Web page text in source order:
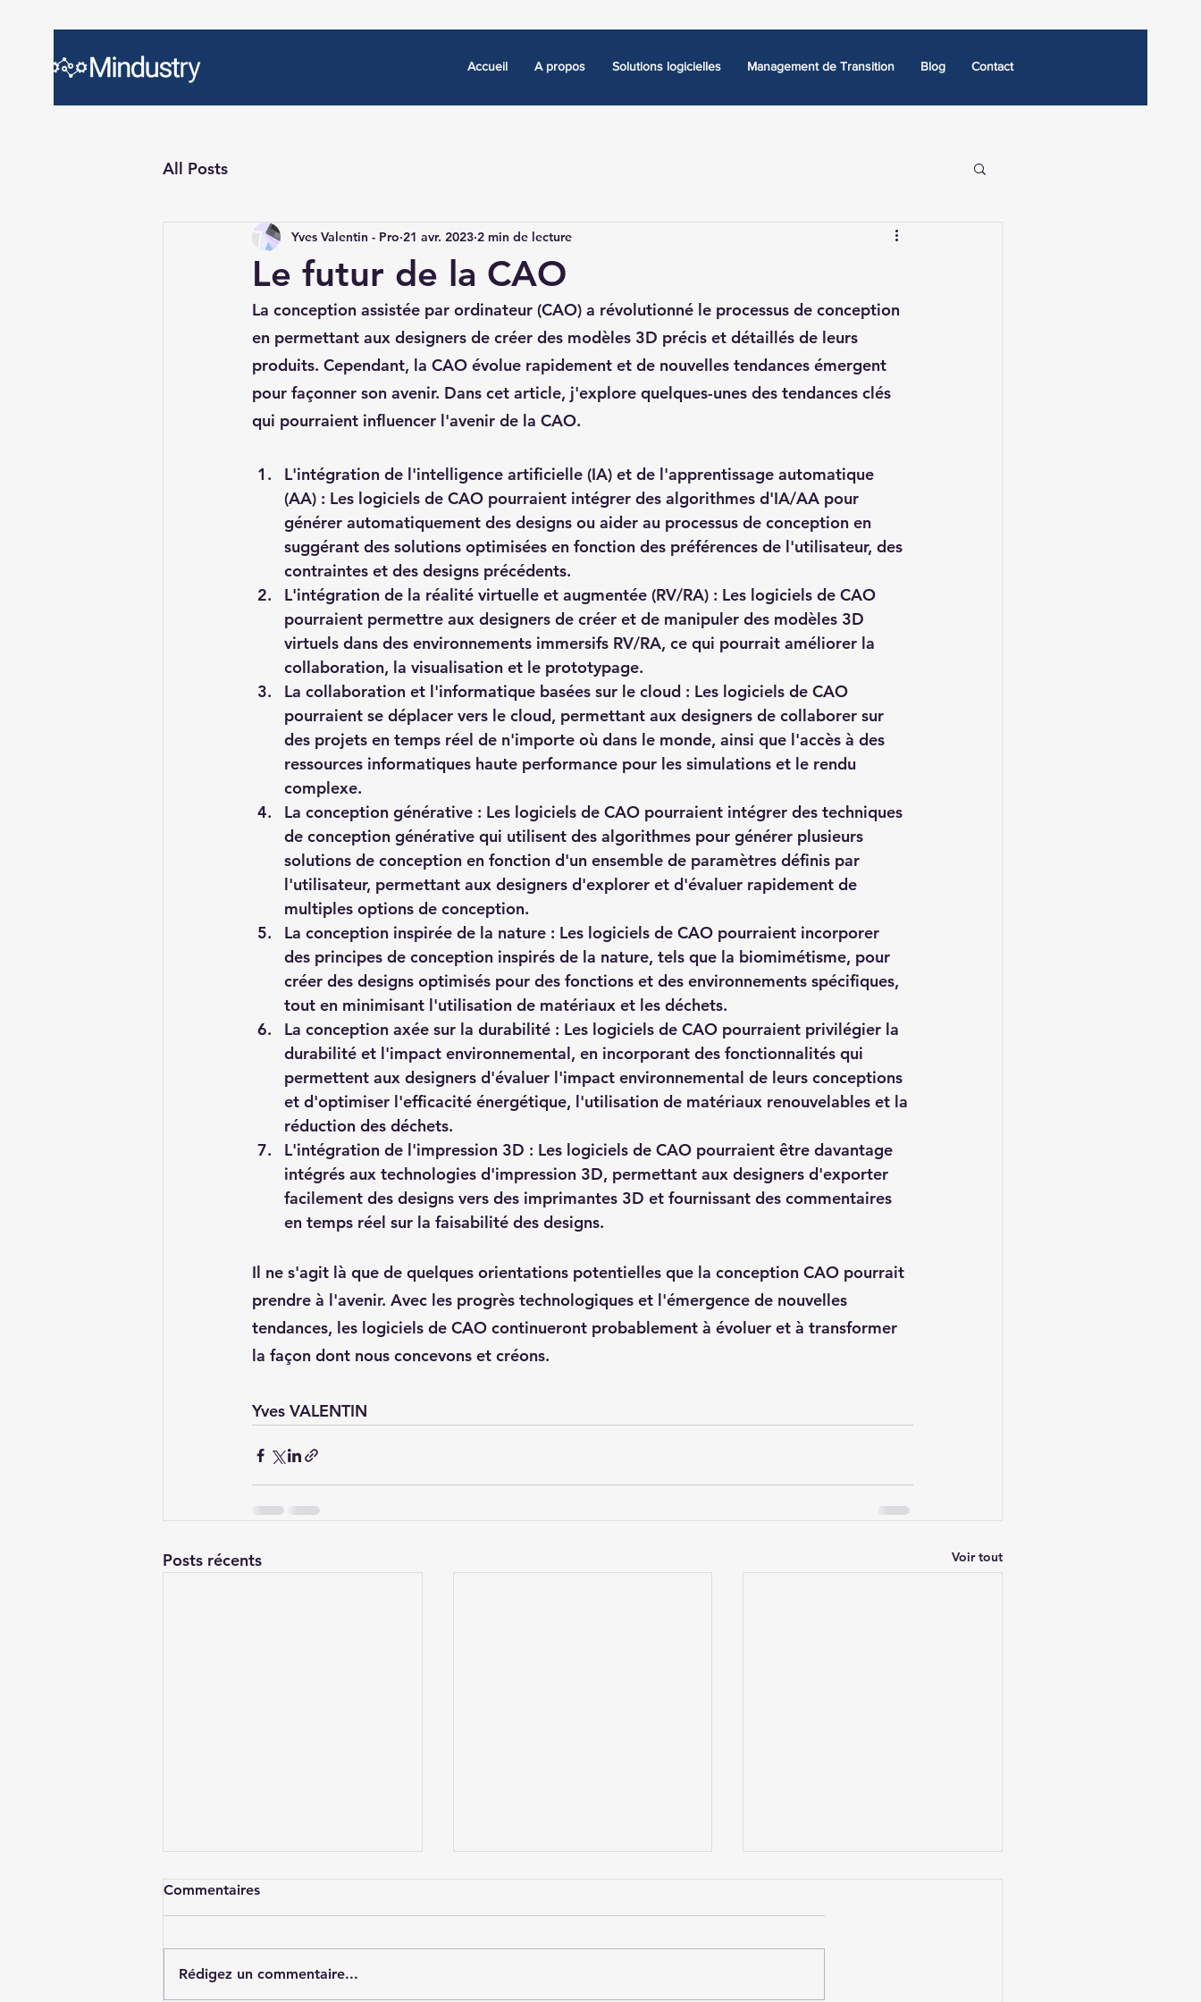
Accueil A propos Solutions logicielles Management de Transition Blog Contact
All Posts
Le futur de la CAO
Yves Valentin - Pro 21 avr. 2023 2 min de lecture
La conception assistée par ordinateur (CAO) a révolutionné le processus de conception
en permettant aux designers de créer des modèles 3D précis et détaillés de leurs
produits. Cependant, la CAO évolue rapidement et de nouvelles tendances émergent
pour façonner son avenir. Dans cet article, j'explore quelques-unes des tendances clés
qui pourraient influencer l'avenir de la CAO.
L'intégration de l'intelligence artificielle (IA) et de l'apprentissage automatique
(AA) : Les logiciels de CAO pourraient intégrer des algorithmes d'IA/AA pour
générer automatiquement des designs ou aider au processus de conception en
suggérant des solutions optimisées en fonction des préférences de l'utilisateur, des
contraintes et des designs précédents.
L'intégration de la réalité virtuelle et augmentée (RV/RA) : Les logiciels de CAO
pourraient permettre aux designers de créer et de manipuler des modèles 3D
virtuels dans des environnements immersifs RV/RA, ce qui pourrait améliorer la
collaboration, la visualisation et le prototypage.
La collaboration et l'informatique basées sur le cloud : Les logiciels de CAO
pourraient se déplacer vers le cloud, permettant aux designers de collaborer sur
des projets en temps réel de n'importe où dans le monde, ainsi que l'accès à des
ressources informatiques haute performance pour les simulations et le rendu
complexe.
La conception générative : Les logiciels de CAO pourraient intégrer des techniques
de conception générative qui utilisent des algorithmes pour générer plusieurs
solutions de conception en fonction d'un ensemble de paramètres définis par
l'utilisateur, permettant aux designers d'explorer et d'évaluer rapidement de
multiples options de conception.
La conception inspirée de la nature : Les logiciels de CAO pourraient incorporer
des principes de conception inspirés de la nature, tels que la biomimétisme, pour
créer des designs optimisés pour des fonctions et des environnements spécifiques,
tout en minimisant l'utilisation de matériaux et les déchets.
La conception axée sur la durabilité : Les logiciels de CAO pourraient privilégier la
durabilité et l'impact environnemental, en incorporant des fonctionnalités qui
permettent aux designers d'évaluer l'impact environnemental de leurs conceptions
et d'optimiser l'efficacité énergétique, l'utilisation de matériaux renouvelables et la
réduction des déchets.
L'intégration de l'impression 3D : Les logiciels de CAO pourraient être davantage
intégrés aux technologies d'impression 3D, permettant aux designers d'exporter
facilement des designs vers des imprimantes 3D et fournissant des commentaires
en temps réel sur la faisabilité des designs.
Il ne s'agit là que de quelques orientations potentielles que la conception CAO pourrait
prendre à l'avenir. Avec les progrès technologiques et l'émergence de nouvelles
tendances, les logiciels de CAO continueront probablement à évoluer et à transformer
la façon dont nous concevons et créons.
Yves VALENTIN
Posts récents Voir tout
Commentaires
Rédigez un commentaire...